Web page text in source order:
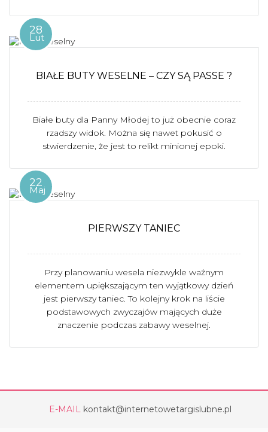
28
Lut
BIAŁE BUTY WESELNE – CZY SĄ PASSE ?
Białe buty dla Panny Młodej to już obecnie coraz
rzadszy widok. Można się nawet pokusić o
stwierdzenie, że jest to relikt minionej epoki.
22
Maj
PIERWSZY TANIEC
Przy planowaniu wesela niezwykle ważnym
elementem upiększającym ten wyjątkowy dzień
jest pierwszy taniec. To kolejny krok na liście
podstawowych zwyczajów mających duże
znaczenie podczas zabawy weselnej.
E-MAIL kontakt@internetowetargislubne.pl